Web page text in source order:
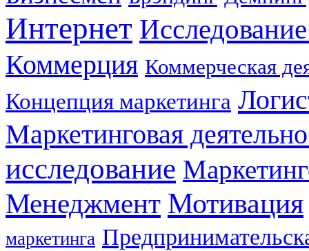
Интернет
Коммерция Коммерческая
Концепция маркетинга
Маркетинговая
исследование
Менеджмент Мотивация
маркетинга